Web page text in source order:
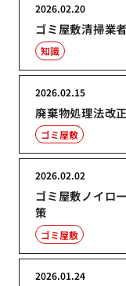
ゴミ屋敷清掃業
2026.02.20
知識
廃棄物処理法改
2026.02.15
ゴミ屋敷
ゴミ屋敷ノイロ
策
2026.02.02
ゴミ屋敷
2026.01.24